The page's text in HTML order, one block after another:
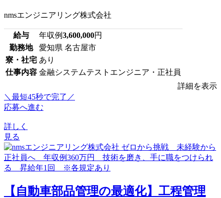
nmsエンジニアリング株式会社
給与 年収例3,600,000円
勤務地
愛知県 名古屋市
寮・社宅 あり
仕事内容 金融システムテストエンジニア・正社員
詳細を表示
＼最短45秒で完了／
応募へ進む
詳しく
見る
【自動車部品管理の最適化】工程管理